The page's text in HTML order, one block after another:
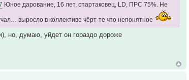
Юное дарование, 16 лет, спартаковец, LD, ПРС 75%. Не
выросло в коллективе чёрт-те что непонятное
но, думаю, уйдет он гораздо дороже